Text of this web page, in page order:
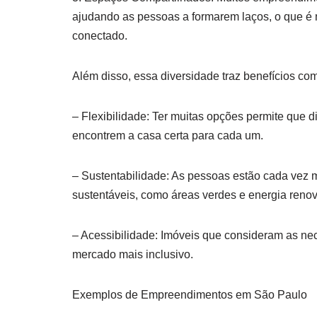
ajudando as pessoas a formarem laços, o que
conectado.
Além disso, essa diversidade traz benefícios
– Flexibilidade: Ter muitas opções permite que
encontrem a casa certa para cada um.
– Sustentabilidade: As pessoas estão cada vez
sustentáveis, como áreas verdes e energia
– Acessibilidade: Imóveis que consideram as
mercado mais inclusivo.
Exemplos de Empreendimentos em São Paulo